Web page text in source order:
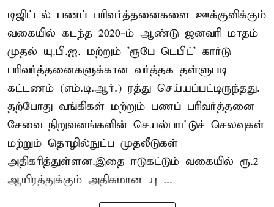
டிஜிட்டல் பணப் பரிவர்த்தனைகளை ஊக்குவிக்கும்
வகையில் கடந்த 2020-ம் ஆண்டு ஜனவரி மாதம்
முதல் யு.பி.ஐ. மற்றும் 'ரூபே டெபிட்' கார்டு
பரிவர்த்தனைகளுக்கான வர்த்தக தள்ளுபடி
கட்டணம் (எம்.டி.ஆர்.) ரத்து செய்யப்பட்டிருந்தது.
தற்போது வங்கிகள் மற்றும் பணப் பரிவர்த்தனை
சேவை நிறுவனங்களின் செயல்பாட்டுச் செலவுகள்
மற்றும் தொழில்நுட்ப முதலீடுகள்
அதிகரித்துள்ளன.இதை ஈடுகட்டும் வகையில் ரூ.2
ஆயிரத்துக்கும் அதிகமான யு ...